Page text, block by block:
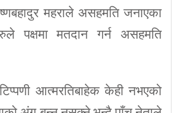
महराले असहमति जनाएका
पक्षमा मतदान गर्न असहमति
आत्मरतिबाहेक केही नभएको